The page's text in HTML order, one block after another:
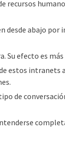
recursos
abajo
efecto es
estos
de